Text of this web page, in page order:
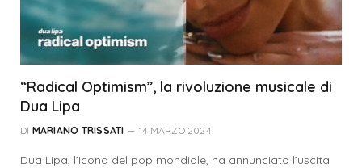
“Radical Optimism”, la rivoluzione musicale di
Dua Lipa
DI MARIANO TRISSATI 14 MARZO 2024
Dua Lipa, l’icona del pop mondiale, ha annunciato l’uscita